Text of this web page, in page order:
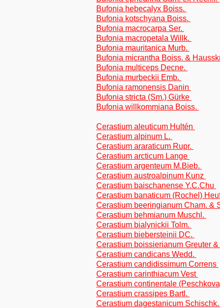
Bufonia hebecalyx Boiss.
Bufonia kotschyana Boiss.
Bufonia macrocarpa Ser.
Bufonia macropetala Willk.
Bufonia mauritanica Murb.
Bufonia micrantha Boiss. &
Bufonia multiceps Decne.
Bufonia murbeckii Emb.
Bufonia ramonensis Danin
Bufonia stricta (Sm.) Gürke
Bufonia willkommiana Boiss.
Cerastium aleuticum Hultén
Cerastium alpinum L.
Cerastium araraticum Rupr.
Cerastium arcticum Lange
Cerastium argenteum M.Bieb.
Cerastium austroalpinum Kunz
Cerastium baischanense Y.C.Chu
Cerastium banaticum (Rochel)
Cerastium beeringianum Cham. &
Cerastium behmianum Muschl.
Cerastium bialynickii Tolm.
Cerastium biebersteinii DC.
Cerastium boissierianum Greuter
Cerastium candicans Wedd.
Cerastium candidissimum Correns
Cerastium carinthiacum Vest
Cerastium continentale
Cerastium crassipes Bartl.
Cerastium dagestanicum